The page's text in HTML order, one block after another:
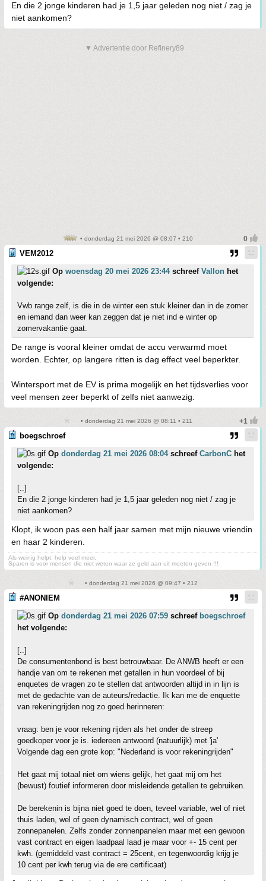
En die 2 jonge kinderen had je 1,5 jaar geleden nog niet / zag je
niet aankomen?
▼ Advertentie door Refinery89
• donderdag 21 mei 2026 @ 08:07 • 210
VEM2012
Op woensdag 20 mei 2026 23:44schreef Vallon het
volgende:
Vwb range zelf, is die in de winter een stuk kleiner dan in de zomer
en iemand dan weer kan zeggen dat je niet ind e winter op
zomervakantie gaat.
De range is vooral kleiner omdat de accu verwarmd moet
worden. Echter, op langere ritten is dag effect veel beperkter.
Wintersport met de EV is prima mogelijk en het tijdsverlies voor
veel mensen zeer beperkt of zelfs niet aanwezig.
• donderdag 21 mei 2026 @ 08:11 • 211
boegschroef
Op donderdag 21 mei 2026 08:04schreef CarbonC het
volgende:
[..]
En die 2 jonge kinderen had je 1,5 jaar geleden nog niet / zag je
niet aankomen?
Klopt, ik woon pas een half jaar samen met mijn nieuwe vriendin
en haar 2 kinderen.
Als weinig helpt, help veel meer.
Sparen is voor mensen die niet weten waar ze geld aan uit moeten geven !!!
• donderdag 21 mei 2026 @ 09:47 • 212
#ANONIEM
Op donderdag 21 mei 2026 07:59 schreef boegschroef
het volgende:
[..]
De consumentenbond is best betrouwbaar. De ANWB heeft er een
handje van om te rekenen met getallen in hun voordeel of bij
enquetes de vragen zo te stellen dat antwoorden altijd in in lijn is
met de gedachte van de auteurs/redactie. Ik kan me de enquette
van rekeningrijden nog zo goed herinneren:
vraag: ben je voor rekening rijden als het onder de streep
goedkoper voor je is. iedereen antwoord (natuurlijk) met 'ja'
Volgende dag een grote kop: "Nederland is voor rekeningrijden"
Het gaat mij totaal niet om wiens gelijk, het gaat mij om het
(bewust) foutief informeren door misleidende getallen te gebruiken.
De berekenin is bijna niet goed te doen, teveel variable, wel of niet
thuis laden, wel of geen dynamisch contract, wel of geen
zonnepanelen. Zelfs zonder zonnenpanelen maar met een gewoon
vast contract en eigen laadpaal laad je maar voor +- 15 cent per
kwh. (gemiddeld vast contract = 25cent, en tegenwoordig krijg je
10 cent per kwh terug via de ere certificaat)